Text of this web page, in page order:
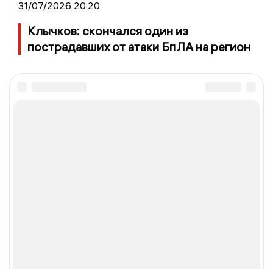
31/07/2026 20:20
Клычков: скончался один из
пострадавших от атаки БпЛА на регион